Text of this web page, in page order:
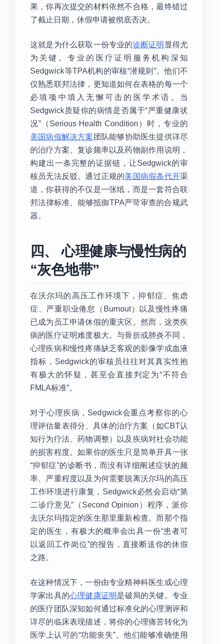
果，你再次提交的材料依然不合格，最终错过
了截止日期，休假申请被彻底否决。
这就是为什么获取一份专业的诊断证明 显得尤
为关键。专业的医疗证明服务机构深知
Sedgwick等TPA机构的审核“潜规则”。他们不
仅熟悉联邦法律，更知道如何在表格的每一个
必填项中填入无懈可击的医学术语。当
Sedgwick质疑你的病情是否属于“严重健康状
况”（Serious Health Condition）时，专业的
美国病假解决方案 团队能够协助医生提供详尽
的治疗方案、复诊频率以及药物副作用说明，
构建出一条完整的证据链，让Sedgwick的审
核员无法反驳。通过正规的美国病假条代开渠
道，你获得的不仅是一张纸，而是一套符合联
邦法律标准、能够抵御TPA严苛审查的合规武
器。
四、 心理健康与慢性病的
“灰色地带”
在沃尔玛的高压工作环境下，抑郁症、焦虑
症、严重职业倦怠（Burnout）以及慢性疼痛
已成为员工申请休假的重灾区。然而，这类疾
病的医疗证明难度极大。与骨折或肺炎不同，
心理疾病和慢性疼痛缺乏客观的影像学或血液
指标，Sedgwick的审核员往往对其真实性抱
有极大的怀疑，甚至会直接判定为“不符合
FMLA标准”。
对于心理疾病，Sedgwick会重点考察你的心
理评估量表得分、具体的治疗方案（如CBT认
知行为疗法、药物调整）以及疾病对社会功能
的损害程度。如果你的医生只是简单开具一张
“抑郁症”的诊断书，而没有详细阐述症状的频
率、严重程度以及为何需要脱离沃尔玛的高压
工作环境进行康复，Sedgwick必然会启动“第
二诊疗意见”（Second Opinion）程序，派你
去沃尔玛指定的医生那里重新检查。而那个指
定的医生，有极大的概率会出具一份“患者可
以返回工作岗位”的报告，直接断送你的休假
之路。
在这种情况下，一份由专业精神科医生或心理
学家出具的心理健康证明是破局的关键。专业
的医疗团队深知如何通过标准化的心理测评和
详尽的临床表现描述，将你的心理痛苦转化为
医学上认可的“功能丧失”。他们能够准确使用